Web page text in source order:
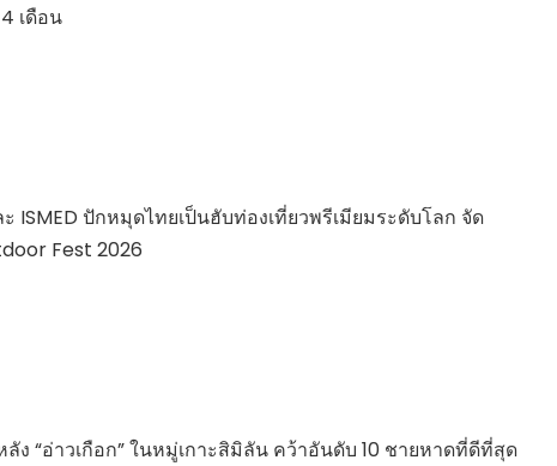
เดือน
ปักหมุดไทยเป็นฮับท่องเที่ยวพรีเมียมระดับโลก จัด
Fest 2026
ง “อ่าวเกือก” ในหมู่เกาะสิมิลัน คว้าอันดับ 10 ชายหาดที่ดีที่สุด